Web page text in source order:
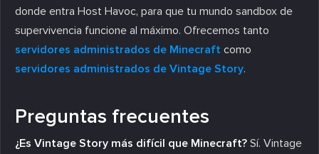
donde entra Host Havoc, para que tu mundo sandbox de
supervivencia funcione al máximo. Ofrecemos tanto
servidores administrados de Minecraft como
servidores administrados de Vintage Story.
Preguntas frecuentes
¿Es Vintage Story más difícil que Minecraft? Sí. Vintage